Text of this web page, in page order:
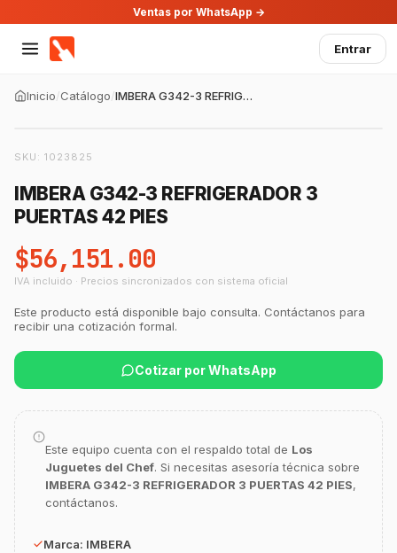
Ventas por WhatsApp →
Entrar
Inicio/Catálogo/ IMBERA G342-3 REFRIGERADOR 3 PUERTAS 42 PIES
SKU: 1023825
IMBERA G342-3 REFRIGERADOR 3
PUERTAS 42 PIES
$56,151.00
IVA incluido · Precios sincronizados con sistema oficial
Este producto está disponible bajo consulta. Contáctanos para
recibir una cotización formal.
Cotizar por WhatsApp
Este equipo cuenta con el respaldo total de Los
Juguetes del Chef. Si necesitas asesoría técnica sobre
IMBERA G342-3 REFRIGERADOR 3 PUERTAS 42 PIES,
contáctanos.
Marca: IMBERA
GastroBot